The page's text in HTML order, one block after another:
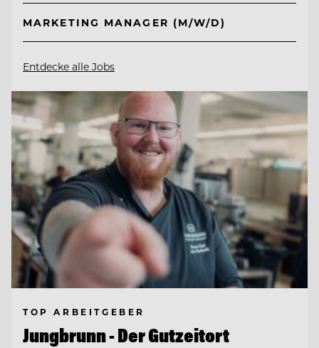
MARKETING MANAGER (M/W/D)
Entdecke alle Jobs
TOP ARBEITGEBER
Jungbrunn - Der Gutzeitort